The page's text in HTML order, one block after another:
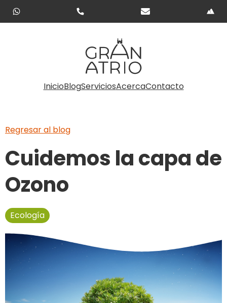
InicioBlogServiciosAcercaContacto
Regresar al blog
Cuidemos la capa de
Ozono
Ecología